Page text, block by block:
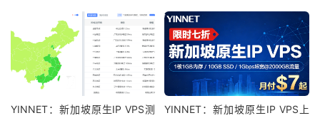
YINNET：新加坡原生IP VPS测
YINNET：新加坡原生IP VPS上